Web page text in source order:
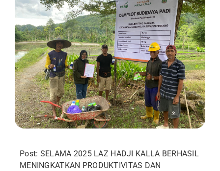
Post: SELAMA 2025 LAZ HADJI KALLA BERHASIL
MENINGKATKAN PRODUKTIVITAS DAN